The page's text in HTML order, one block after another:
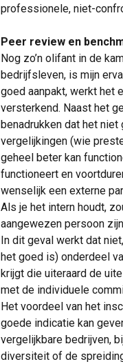
professionele, niet-
Peer review en
Nog zo’n olifant in de
bedrijfsleven, is mijn
goed aanpakt, werkt het
versterkend. Naast het
benadrukken dat het
vergelijkingen (wie
geheel beter kan
functioneert en
wenselijk een externe
Als je het intern houdt,
aangewezen persoon
In dit geval werkt dat
het goed is) onderdeel
krijgt die uiteraard de
met de individuele
Het voordeel van het
goede indicatie kan
vergelijkbare bedrijven,
diversiteit of de